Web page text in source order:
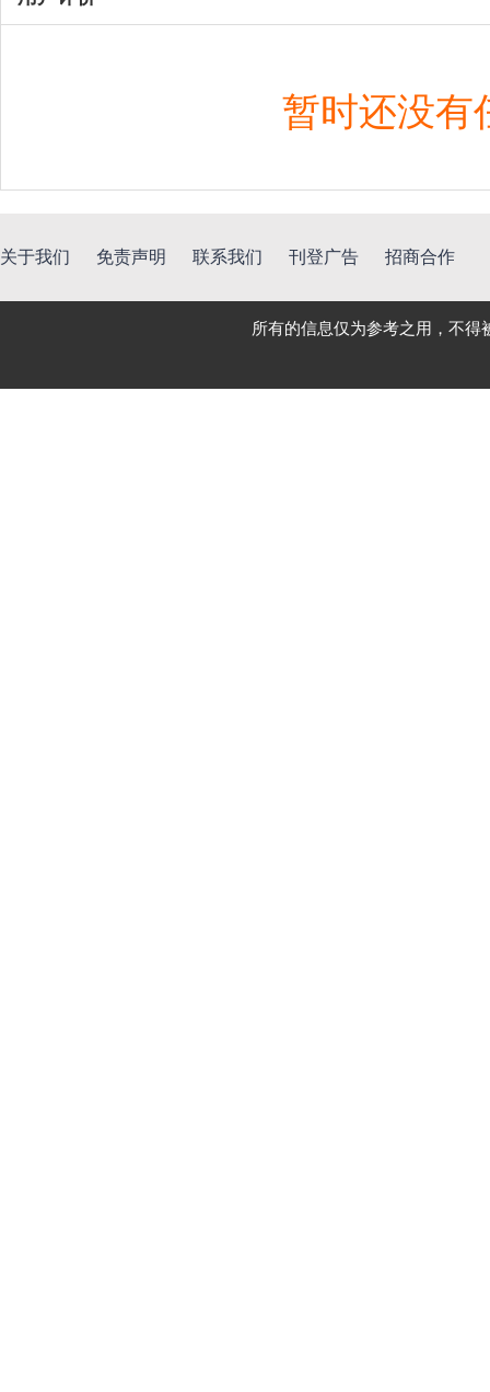
暂时还没有
关于我们 免责声明 联系我们 刊登广告 招商合作
所有的信息仅为参考之用，不